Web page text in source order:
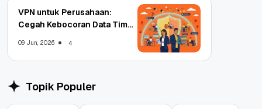
VPN untuk Perusahaan:
Cegah Kebocoran Data Tim
09 Jun, 2026 4
Topik Populer